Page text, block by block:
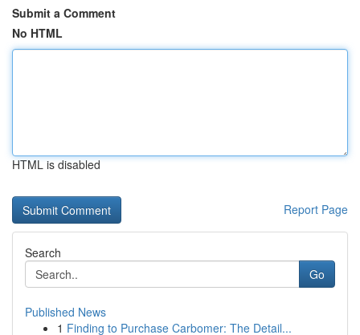
Submit a Comment
No HTML
HTML is disabled
Report Page
Search
Go
Published News
1 Finding to Purchase Carbomer: The Detail...